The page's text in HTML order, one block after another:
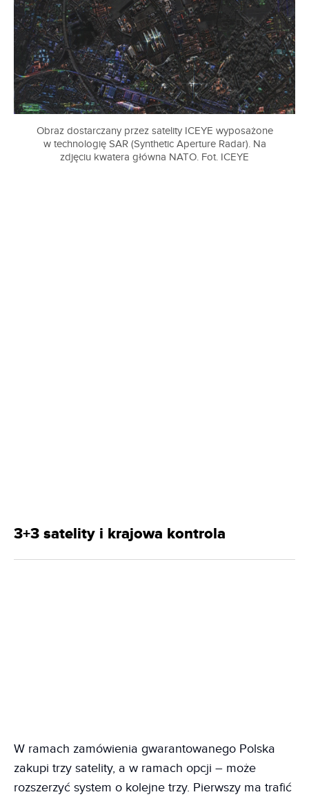
Obraz dostarczany przez satelity ICEYE wyposażone
w technologię SAR (Synthetic Aperture Radar). Na
zdjęciu kwatera główna NATO. Fot. ICEYE
3+3 satelity i krajowa kontrola
W ramach zamówienia gwarantowanego Polska
zakupi trzy satelity, a w ramach opcji – może
rozszerzyć system o kolejne trzy. Pierwszy ma trafić